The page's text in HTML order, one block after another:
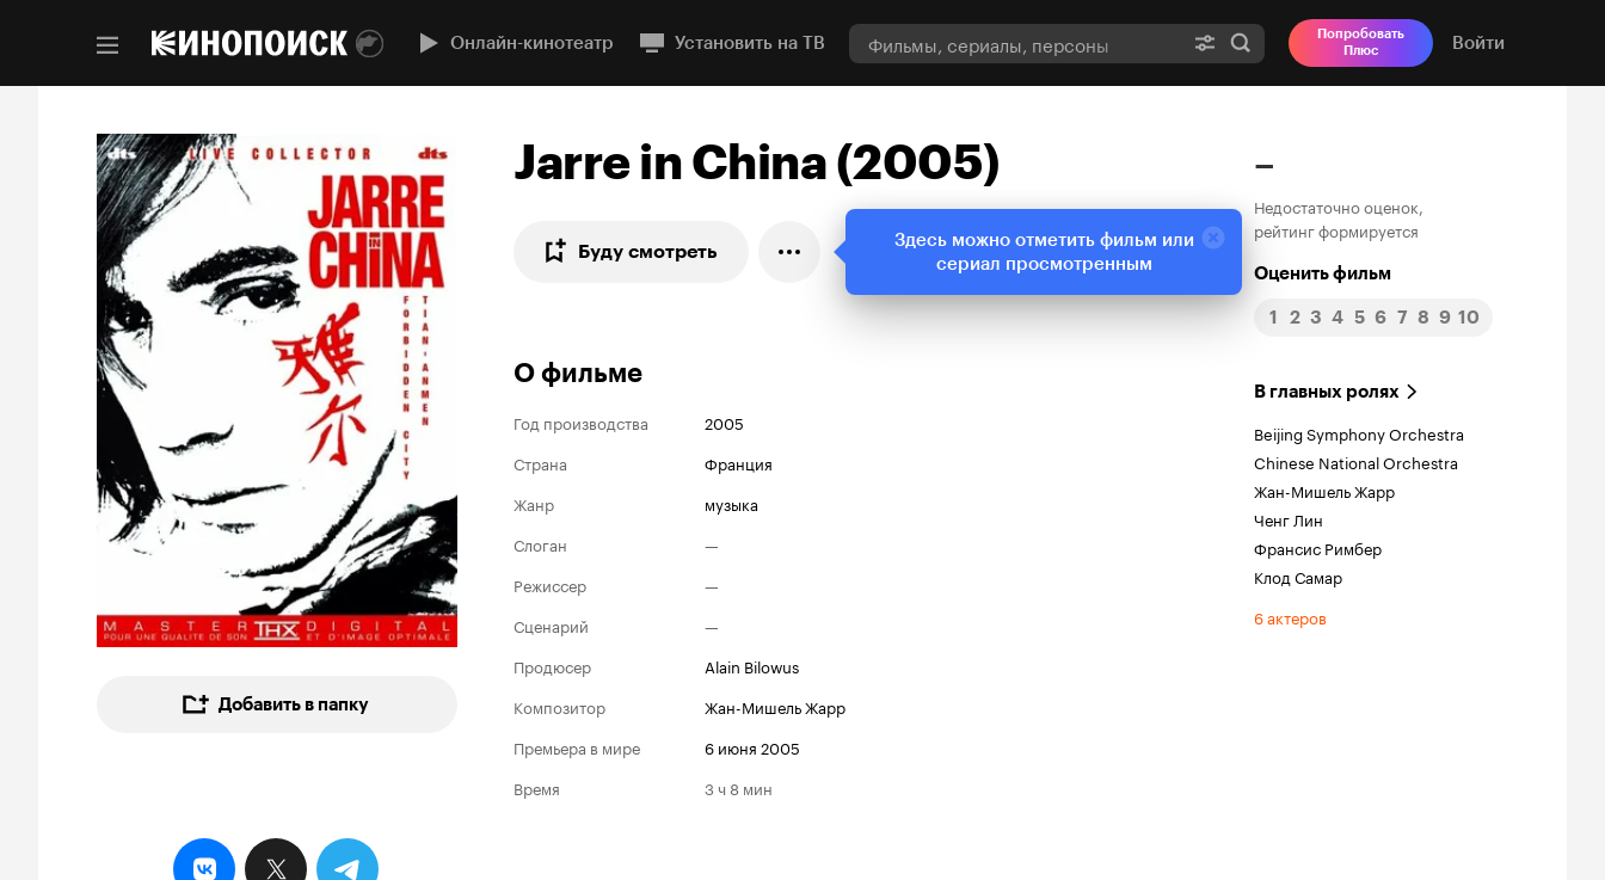
Онлайн-кинотеатр Установить на ТВ
Попробовать
Плюс
Войти
Добавить в папку
Jarre in China (2005)
Буду смотреть
–
Недостаточно оценок,
рейтинг формируется
Оценить фильм
1 2 3 4 5 6 7 8 9 10
О фильме
Год производства
2005
Страна
Франция
Жанр
музыка
Слоган
—
Режиссер
—
Сценарий
—
Продюсер
Alain Bilowus
Композитор
Жан-Мишель Жарр
Премьера в мире
6 июня 2005
Время
3 ч 8 мин
В главных ролях
Beijing Symphony Orchestra
Chinese National Orchestra
Жан-Мишель Жарр
Ченг Лин
Франсис Римбер
Клод Самар
6 актеров
Здесь можно отметить фильм или
сериал просмотренным